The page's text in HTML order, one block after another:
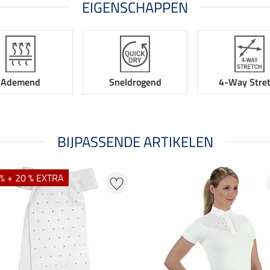
EIGENSCHAPPEN
Ademend Sneldrogend 4-Way
BIJPASSENDE ARTIKELEN
+ 20 % EXTRA